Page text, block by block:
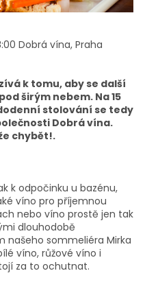
Dobrá vína, Praha
k tomu, aby se další
širým nebem. Na 15
stolování se tedy
Dobrá vína.
chybět!.
k odpočinku u bazénu,
víno pro příjemnou
nebo víno prostě jen tak
dlouhodobě
našeho sommeliéra Mirka
víno, růžové víno i
za to ochutnat.